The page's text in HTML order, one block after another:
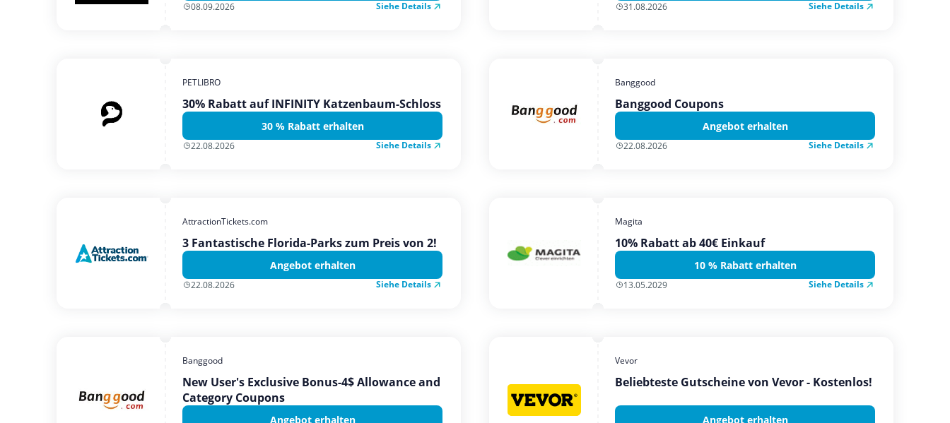
08.09.2026 Siehe Details 31.08.2026 Siehe Details
PETLIBRO
30% Rabatt auf INFINITY Katzenbaum-Schloss
30 % Rabatt erhalten
22.08.2026 Siehe Details
Banggood
Banggood Coupons
Angebot erhalten
22.08.2026 Siehe Details
AttractionTickets.com
3 Fantastische Florida-Parks zum Preis von 2!
Angebot erhalten
22.08.2026 Siehe Details
Magita
10% Rabatt ab 40€ Einkauf
10 % Rabatt erhalten
13.05.2029 Siehe Details
Banggood
New User's Exclusive Bonus-4$ Allowance and
Category Coupons
Angebot erhalten
Vevor
Beliebteste Gutscheine von Vevor - Kostenlos!
Angebot erhalten